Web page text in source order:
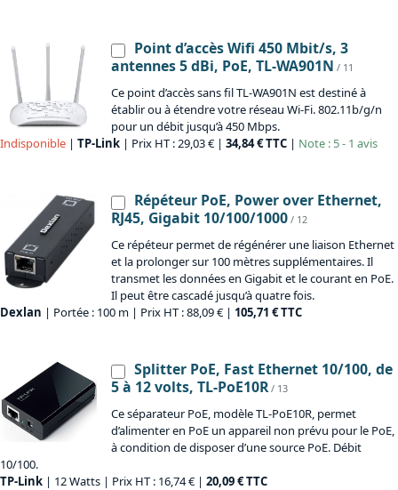
Point d’accès Wifi 450 Mbit/s, 3
antennes 5 dBi, PoE, TL-WA901N / 11
Ce point d’accès sans fil TL-WA901N est destiné à
établir ou à étendre votre réseau Wi-Fi. 802.11b/g/n
pour un débit jusqu’à 450 Mbps.
Indisponible | TP-Link | Prix HT : 29,03 € | 34,84 € TTC | Note : 5 - 1 avis
Répéteur PoE, Power over Ethernet,
RJ45, Gigabit 10/100/1000 / 12
Ce répéteur permet de régénérer une liaison Ethernet
et la prolonger sur 100 mètres supplémentaires. Il
transmet les données en Gigabit et le courant en PoE.
Il peut être cascadé jusqu’à quatre fois.
Dexlan | Portée : 100 m | Prix HT : 88,09 € | 105,71 € TTC
Splitter PoE, Fast Ethernet 10/100, de
5 à 12 volts, TL-PoE10R / 13
Ce séparateur PoE, modèle TL-PoE10R, permet
d’alimenter en PoE un appareil non prévu pour le PoE,
à condition de disposer d’une source PoE. Débit
10/100.
TP-Link | 12 Watts | Prix HT : 16,74 € | 20,09 € TTC